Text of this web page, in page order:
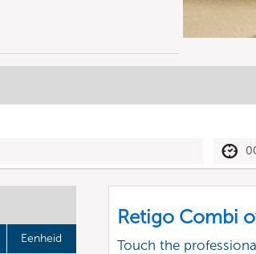
Eenheid
Retigo Combi
Touch the